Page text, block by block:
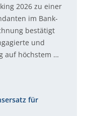
2026 zu einer
im Bank-
bestätigt
und
auf höchstem …
für